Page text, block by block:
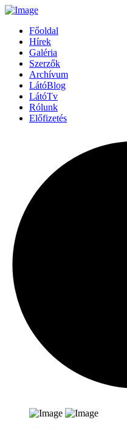
Főoldal
Hírek
Galéria
Szerzők
Archívum
LátóBlog
LátóTv
Rólunk
Előfizetés